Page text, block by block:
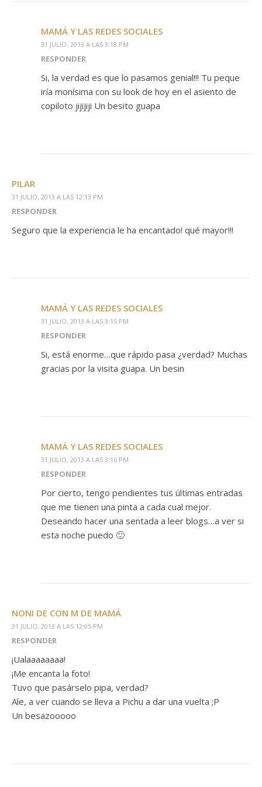
MAMÁ Y LAS REDES SOCIALES
31 JULIO, 2013 A LAS 3:18 PM
RESPONDER
Si, la verdad es que lo pasamos genial!!! Tu peque
iría monísima con su look de hoy en el asiento de
copiloto jijijiji Un besito guapa
PILAR
31 JULIO, 2013 A LAS 12:13 PM
RESPONDER
Seguro que la experiencia le ha encantado! qué mayor!!!
MAMÁ Y LAS REDES SOCIALES
31 JULIO, 2013 A LAS 3:15 PM
RESPONDER
Si, está enorme…que rápido pasa ¿verdad? Muchas
gracias por la visita guapa. Un besin
MAMÁ Y LAS REDES SOCIALES
31 JULIO, 2013 A LAS 3:16 PM
RESPONDER
Por cierto, tengo pendientes tus últimas entradas
que me tienen una pinta a cada cual mejor.
Deseando hacer una sentada a leer blogs…a ver si
esta noche puedo 🙂
NONI DE CON M DE MAMÁ
31 JULIO, 2013 A LAS 12:05 PM
RESPONDER
¡Ualaaaaaaaa!
¡Me encanta la foto!
Tuvo que pasárselo pipa, verdad?
Ale, a ver cuando se lleva a Pichu a dar una vuelta ;P
Un besazooooo